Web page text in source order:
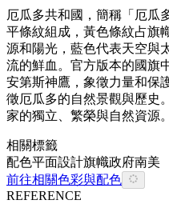
厄瓜多共和國，簡稱「厄瓜
平條紋組成，黃色條紋占旗
源和陽光，藍色代表天空與
流的鮮血。官方版本的國旗
安第斯神鷹，象徵力量和保
徵厄瓜多的自然景觀與歷史
家的獨立、繁榮與自然資源。
相關標籤
配色平面設計旗幟政府南美
前往相關色彩與配色
REFERENCE